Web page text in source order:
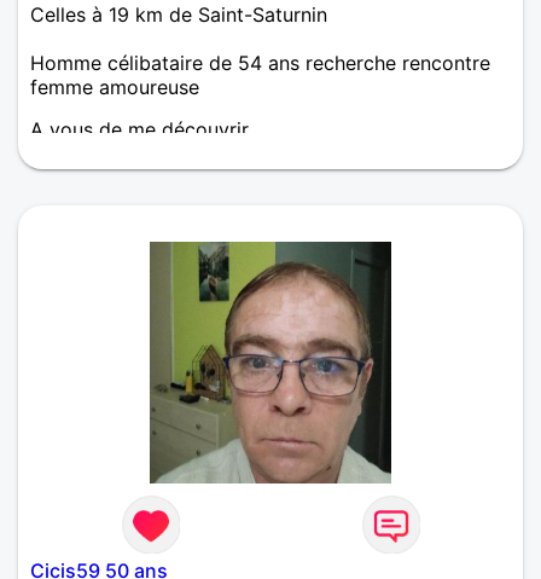
Celles à 19 km de Saint-Saturnin
Homme célibataire de 54 ans recherche rencontre
femme amoureuse
A vous de me découvrir
Cicis59 50 ans